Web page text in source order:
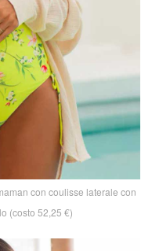
con coulisse laterale con
(costo 52,25 €)